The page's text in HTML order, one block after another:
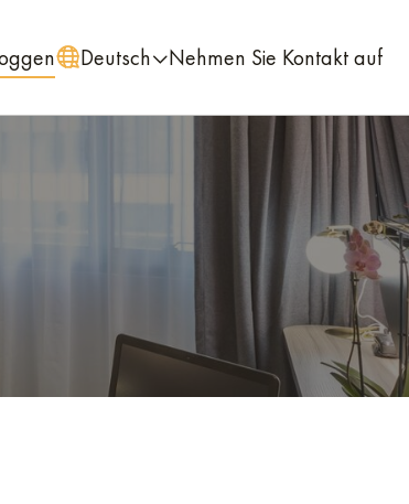
Deutsch Nehmen Sie Kontakt auf